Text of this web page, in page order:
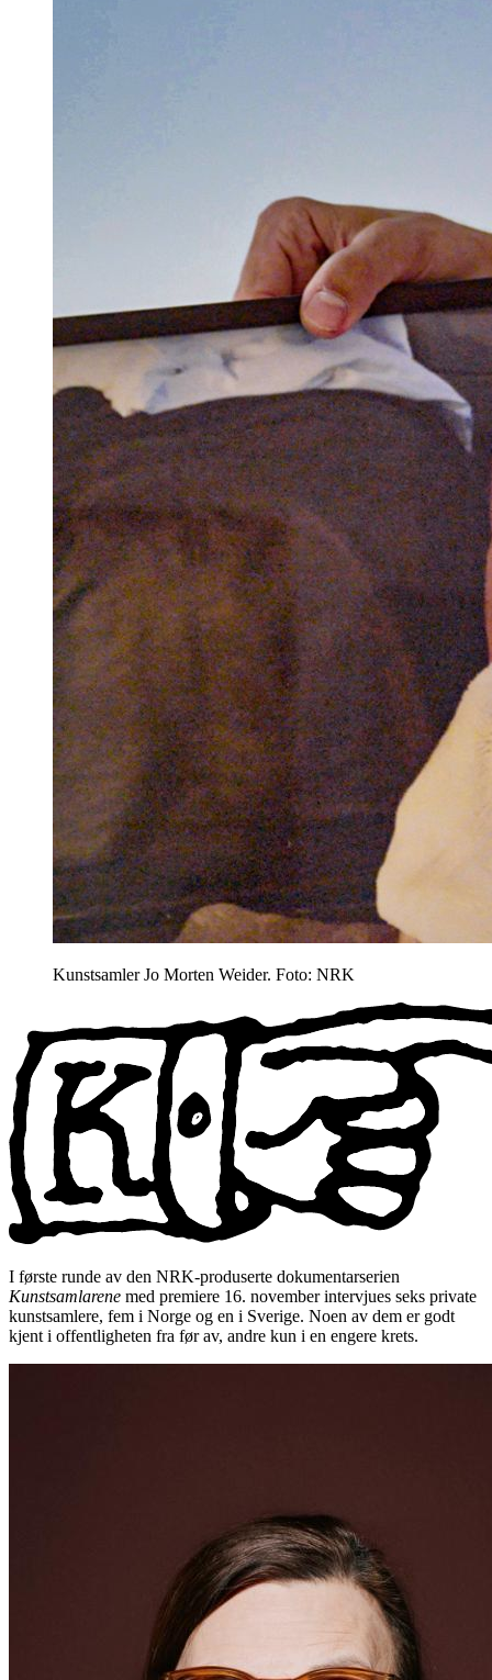
Kunstsamler Jo Morten Weider. Foto: NRK
I første runde av den NRK-produserte dokumentarserien
Kunstsamlarene med premiere 16. november intervjues seks private
kunstsamlere, fem i Norge og en i Sverige. Noen av dem er godt
kjent i offentligheten fra før av, andre kun i en engere krets.